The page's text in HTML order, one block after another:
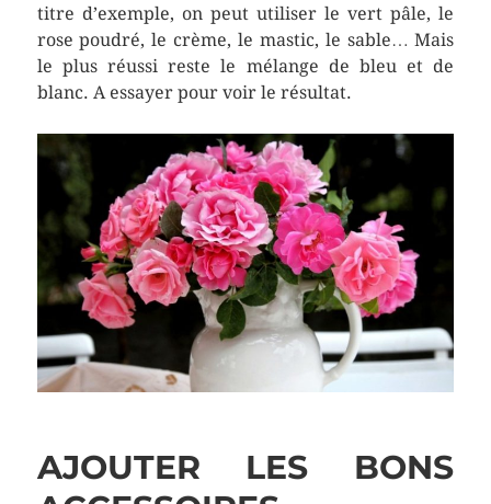
titre d’exemple, on peut utiliser le vert pâle, le
rose poudré, le crème, le mastic, le sable… Mais
le plus réussi reste le mélange de bleu et de
blanc. A essayer pour voir le résultat.
AJOUTER LES BONS